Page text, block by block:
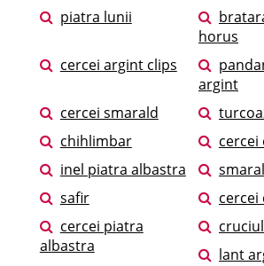
piatra lunii
horus
cercei argint clips
argint
cercei smarald
chihlimbar
cercei
inel piatra albastra
safir
cercei
cercei piatra
albastra
lant